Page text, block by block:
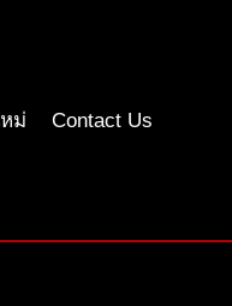
ม่ Contact Us